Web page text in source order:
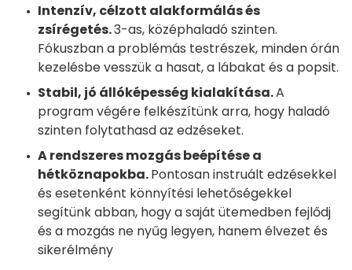
Intenzív, célzott alakformálás és
zsírégetés.3-as, középhaladó szinten.
Fókuszban a problémás testrészek, minden órán
kezelésbe vesszük a hasat, a lábakat és a popsit.
Stabil, jó állóképesség kialakítása.A
program végére felkészítünk arra, hogy haladó
szinten folytathasd az edzéseket.
A rendszeres mozgás beépítése a
hétköznapokba.Pontosan instruált edzésekkel
és esetenként könnyítési lehetőségekkel
segítünk abban, hogy a saját ütemedben fejlődj
és a mozgás ne nyűg legyen, hanem élvezet és
sikerélmény